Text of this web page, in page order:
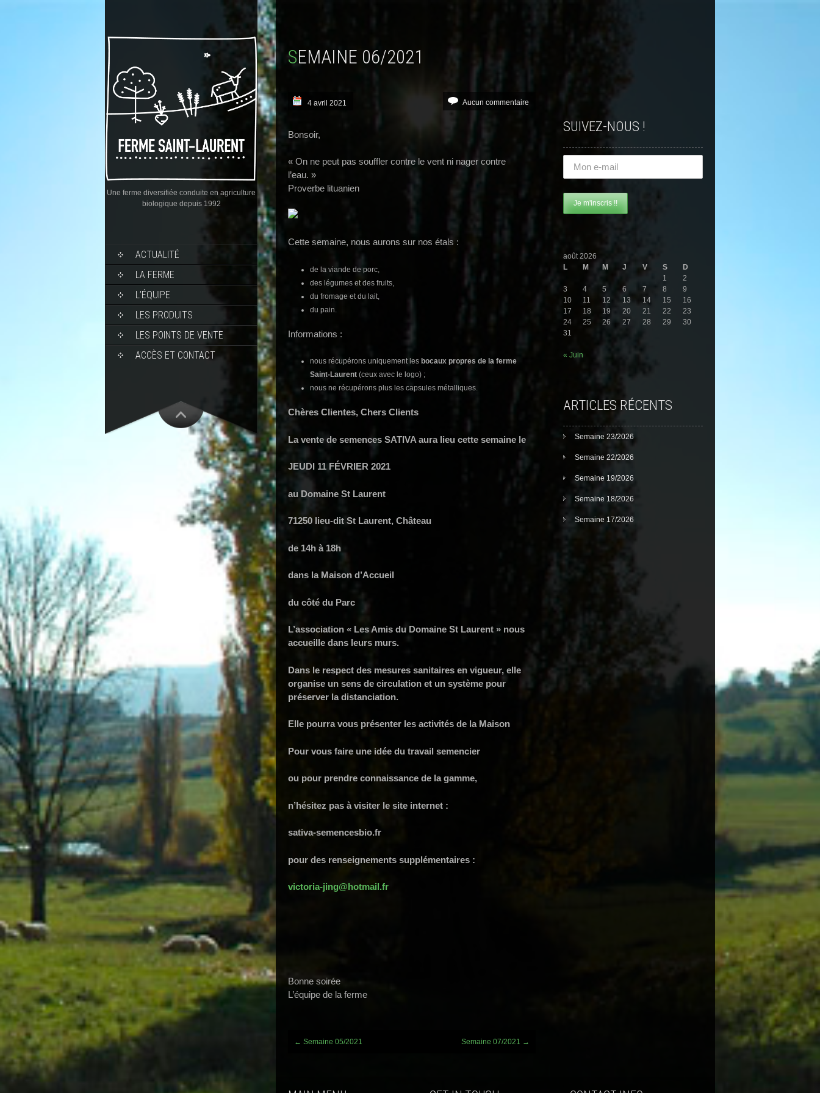
Une ferme diversifiée conduite en agriculture
biologique depuis 1992
ACTUALITÉ
LA FERME
L’ÉQUIPE
LES PRODUITS
LES POINTS DE VENTE
ACCÈS ET CONTACT
SEMAINE 06/2021
4 avril 2021 Aucun commentaire
Bonsoir,
« On ne peut pas souffler contre le vent ni nager contre
l’eau. »
Proverbe lituanien
Cette semaine, nous aurons sur nos étals :
de la viande de porc,
des légumes et des fruits,
du fromage et du lait,
du pain.
Informations :
nous récupérons uniquement les bocaux propres de la ferme
Saint-Laurent (ceux avec le logo) ;
nous ne récupérons plus les capsules métalliques.
Chères Clientes, Chers Clients
La vente de semences SATIVA aura lieu cette semaine le
JEUDI 11 FÉVRIER 2021
au Domaine St Laurent
71250 lieu-dit St Laurent, Château
de 14h à 18h
dans la Maison d’Accueil
du côté du Parc
L’association « Les Amis du Domaine St Laurent » nous
accueille dans leurs murs.
Dans le respect des mesures sanitaires en vigueur, elle
organise un sens de circulation et un système pour
préserver la distanciation.
Elle pourra vous présenter les activités de la Maison
Pour vous faire une idée du travail semencier
ou pour prendre connaissance de la gamme,
n’hésitez pas à visiter le site internet :
sativa-semencesbio.fr
pour des renseignements supplémentaires :
victoria-jing@hotmail.fr
Bonne soirée
L’équipe de la ferme
Post
← Semaine 05/2021 Semaine 07/2021 →
SUIVEZ-NOUS !
août 2026
L
M M J V S
D
1
2
3
4 5 6 7 8
9
10
11 12 13 14 15
16
17
18 19 20 21 22
23
24
25 26 27 28 29
30
31
« Juin
ARTICLES RÉCENTS
Semaine 23/2026
Semaine 22/2026
Semaine 19/2026
Semaine 18/2026
Semaine 17/2026